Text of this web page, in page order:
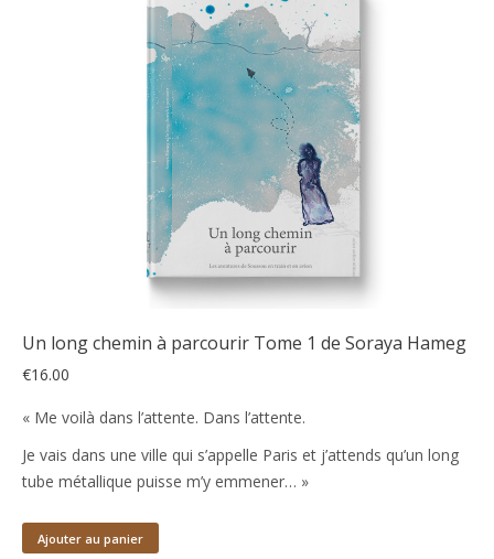
Un long chemin à parcourir Tome 1 de Soraya Hameg
€16.00
« Me voilà dans l’attente. Dans l’attente.
Je vais dans une ville qui s’appelle Paris et j’attends qu’un long
tube métallique puisse m’y emmener… »
Ajouter au panier